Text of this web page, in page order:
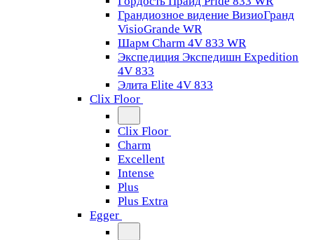
Грандиозное видение ВизиоГранд
VisioGrande WR
Шарм Charm 4V 833 WR
Экспедиция Экспедишн Expedition
4V 833
Элита Elite 4V 833
Clix Floor
Clix Floor
Charm
Excellent
Intense
Plus
Plus Extra
Egger